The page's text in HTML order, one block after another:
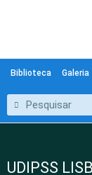
Biblioteca Galeria
UDIPSS